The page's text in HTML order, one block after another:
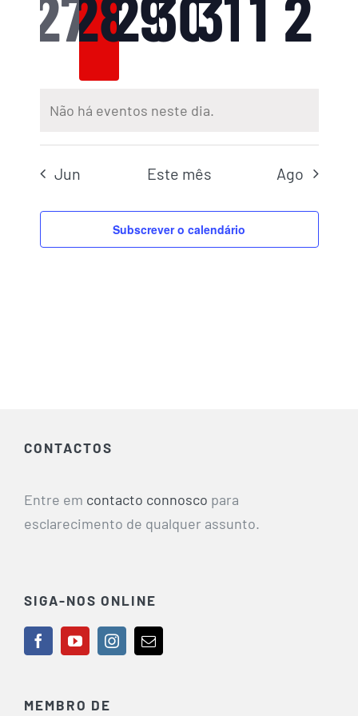
eventos,
eventos,
eventos,
Não há eventos neste dia.
Jun Este mês Ago
Subscrever o calendário
CONTACTOS
Entre em contacto connosco para
esclarecimento de qualquer assunto.
SIGA-NOS ONLINE
MEMBRO DE